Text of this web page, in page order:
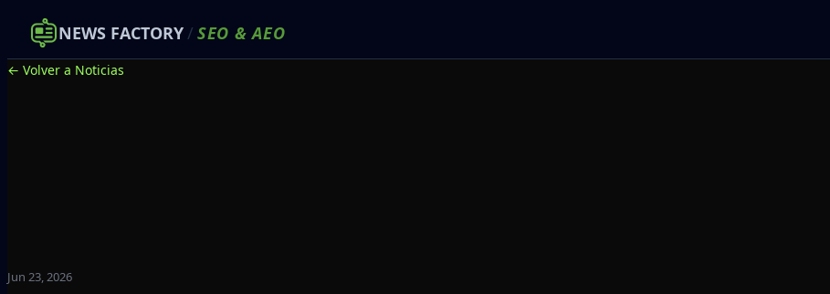
NEWS FACTORY/ SEO &AEO
← Volver a Noticias
Jun 23, 2026